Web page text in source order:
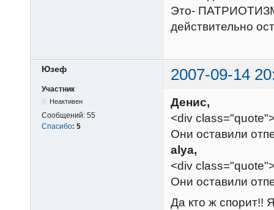
Это-
действительно
Юзеф 2007-09-14
Участник
Неактивен
Сообщений: 55
Спасибо: 5
Денис,
<div
Они оставили
alya,
<div
Они оставили
Да кто ж спорит!!